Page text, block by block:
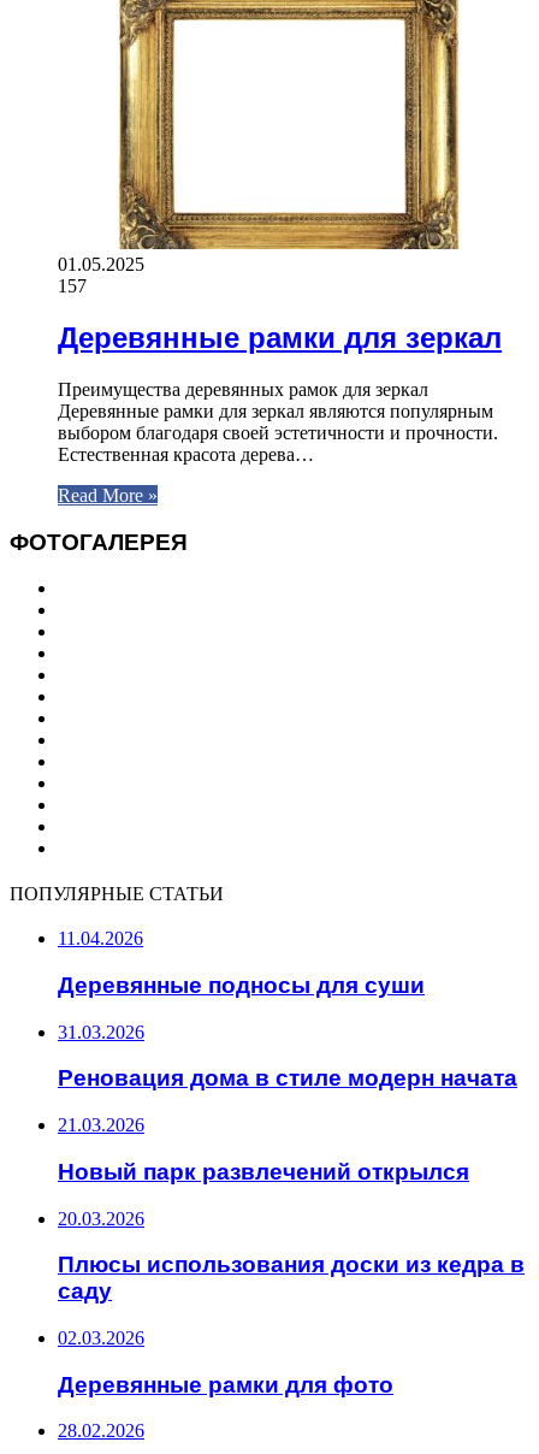
01.05.2025
157
Деревянные рамки для зеркал
Преимущества деревянных рамок для зеркал
Деревянные рамки для зеркал являются популярным
выбором благодаря своей эстетичности и прочности.
Естественная красота дерева…
Read More »
ФОТОГАЛЕРЕЯ
ПОПУЛЯРНЫЕ СТАТЬИ
11.04.2026
Деревянные подносы для суши
31.03.2026
Реновация дома в стиле модерн начата
21.03.2026
Новый парк развлечений открылся
20.03.2026
Плюсы использования доски из кедра в
саду
02.03.2026
Деревянные рамки для фото
28.02.2026